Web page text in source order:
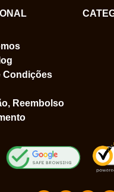
Condições
Reembolso